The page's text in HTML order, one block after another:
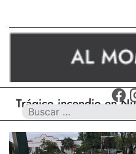
incendio en Nuevo